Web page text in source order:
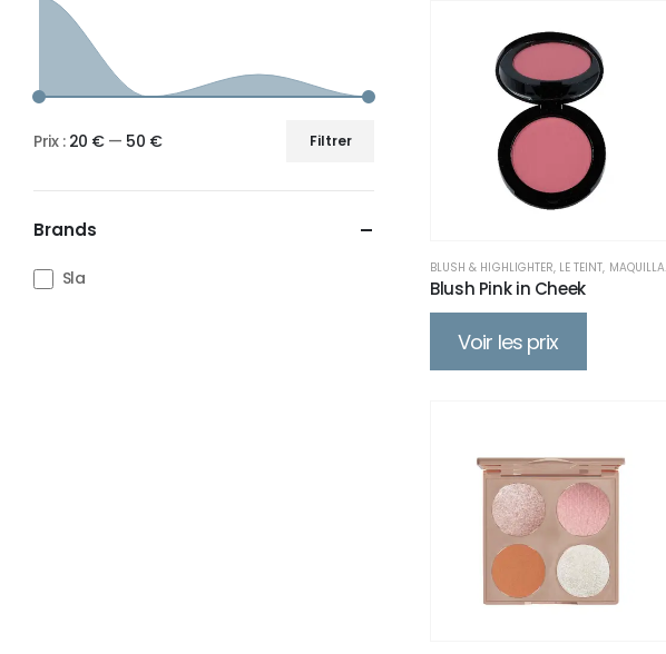
BLUSH & HIGHLIGHTER, LE TEINT, MAQUILLAGE
Blush Pink in Cheek
Voir les prix
Filtrer
Prix : 20 €— 50 €
Brands
Sla